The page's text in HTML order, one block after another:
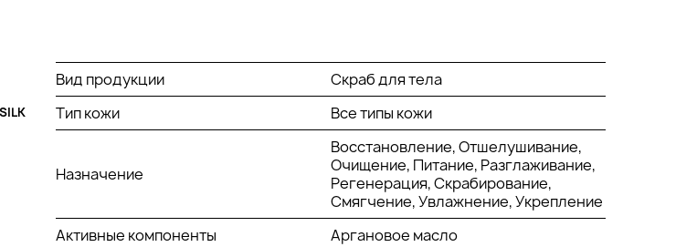
Вид продукции
Скраб для тела
Тип кожи
Все типы кожи
Назначение
Восстановление, Отшелушивание,
Очищение, Питание, Разглаживание,
Регенерация, Скрабирование,
Смягчение, Увлажнение, Укрепление
Активные компоненты
Аргановое масло